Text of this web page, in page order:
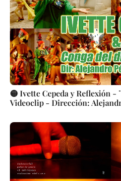
🟡 Ivette Cepeda y Reflexión -
Videoclip - Dirección: